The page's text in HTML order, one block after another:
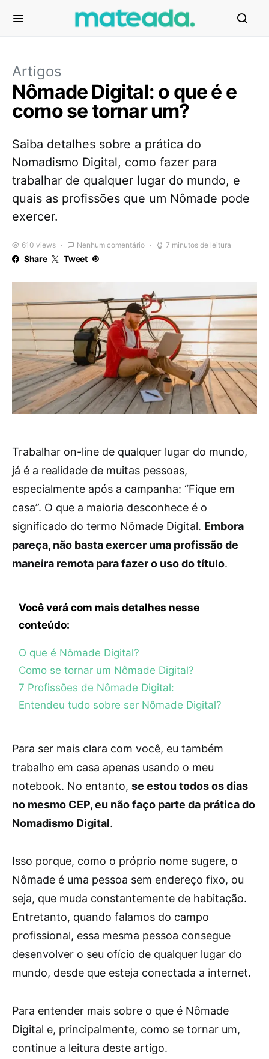
Artigos
Nômade Digital: o que é e
como se tornar um?
Saiba detalhes sobre a prática do
Nomadismo Digital, como fazer para
trabalhar de qualquer lugar do mundo, e
quais as profissões que um Nômade pode
exercer.
610 views Nenhum comentário 7 minutos de leitura
Share Tweet
Trabalhar on-line de qualquer lugar do mundo,
já é a realidade de muitas pessoas,
especialmente após a campanha: “Fique em
casa”. O que a maioria desconhece é o
significado do termo Nômade Digital. Embora
pareça, não basta exercer uma profissão de
maneira remota para fazer o uso do título.
Você verá com mais detalhes nesse
conteúdo:
O que é Nômade Digital?
Como se tornar um Nômade Digital?
7 Profissões de Nômade Digital:
Entendeu tudo sobre ser Nômade Digital?
Para ser mais clara com você, eu também
trabalho em casa apenas usando o meu
notebook. No entanto, se estou todos os dias
no mesmo CEP, eu não faço parte da prática do
Nomadismo Digital.
Isso porque, como o próprio nome sugere, o
Nômade é uma pessoa sem endereço fixo, ou
seja, que muda constantemente de habitação.
Entretanto, quando falamos do campo
profissional, essa mesma pessoa consegue
desenvolver o seu ofício de qualquer lugar do
mundo, desde que esteja conectada a internet.
Para entender mais sobre o que é Nômade
Digital e, principalmente, como se tornar um,
continue a leitura deste artigo.